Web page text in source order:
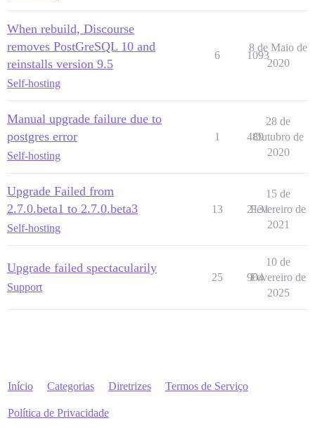
When rebuild, Discourse
removes PostGreSQL 10 and
reinstalls version 9.5
Self-hosting
6 1093
8 de Maio de
2020
Manual upgrade failure due to
postgres error
Self-hosting
1 489
28 de
Outubro de
2020
Upgrade Failed from
2.7.0.beta1 to 2.7.0.beta3
Self-hosting
13 2131
15 de
Fevereiro de
2021
Upgrade failed spectacularily
Support
25 904
10 de
Fevereiro de
2025
Início Categorias Diretrizes Termos de Serviço
Política de Privacidade